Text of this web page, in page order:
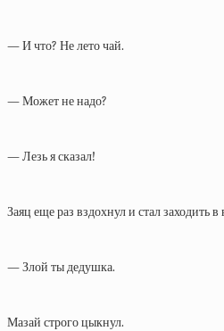
— И что? Не лето чай.
— Может не надо?
— Лезь я сказал!
Заяц еще раз вздохнул и стал заходить в
— Злой ты дедушка.
Мазай строго цыкнул.